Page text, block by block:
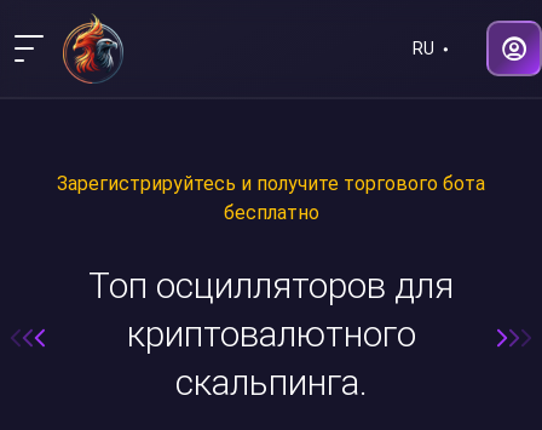
RU
Зарегистрируйтесь и получите торгового бота
бесплатно
Топ осцилляторов для
криптовалютного
скальпинга.